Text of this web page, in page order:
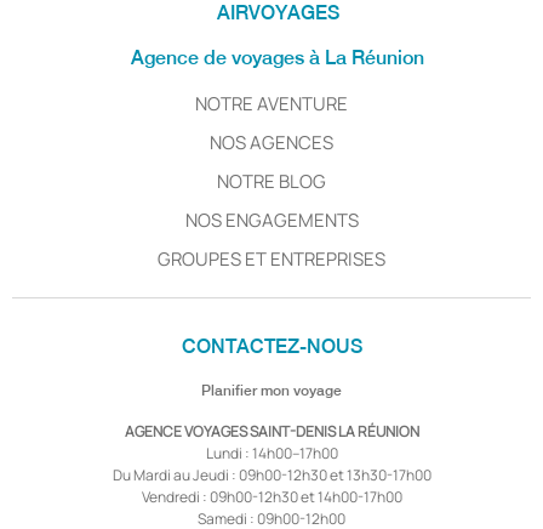
AIRVOYAGES
Agence de voyages à La Réunion
NOTRE AVENTURE
NOS AGENCES
NOTRE BLOG
NOS ENGAGEMENTS
GROUPES ET ENTREPRISES
CONTACTEZ-NOUS
Planifier mon voyage
AGENCE VOYAGES SAINT-DENIS LA RÉUNION
Lundi : 14h00–17h00
Du Mardi au Jeudi : 09h00-12h30 et 13h30-17h00
Vendredi : 09h00-12h30 et 14h00-17h00
Samedi : 09h00-12h00